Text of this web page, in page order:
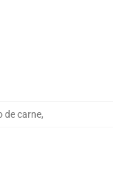
de carne,